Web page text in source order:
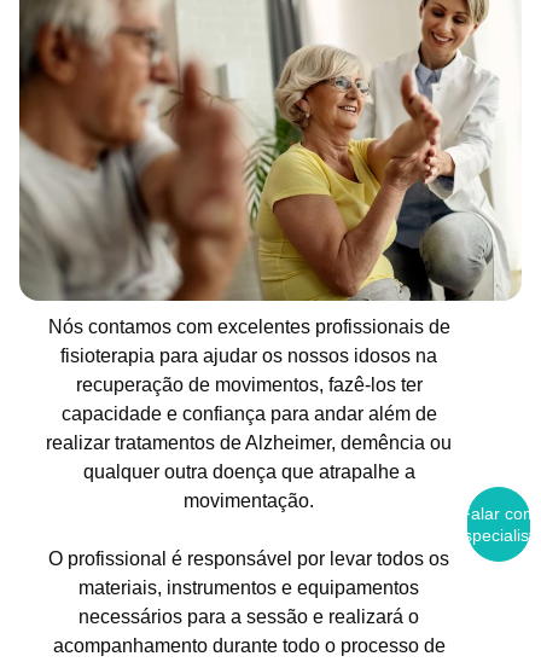
Falar com
Nós contamos com excelentes profissionais de
fisioterapia para ajudar os nossos idosos na
recuperação de movimentos, fazê-los ter
capacidade e confiança para andar além de
realizar tratamentos de Alzheimer, demência ou
qualquer outra doença que atrapalhe a
movimentação.
O profissional é responsável por levar todos os
materiais, instrumentos e equipamentos
necessários para a sessão e realizará o
acompanhamento durante todo o processo de